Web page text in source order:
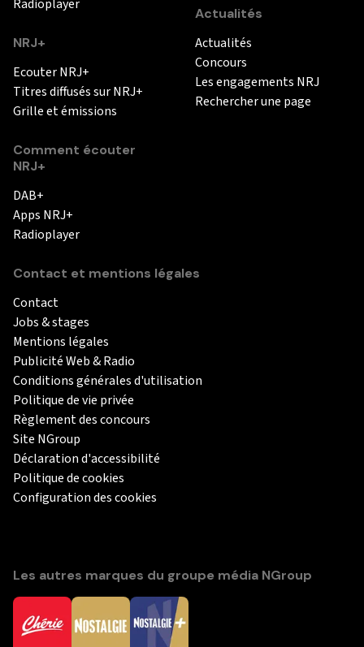
Radioplayer
NRJ+
Ecouter NRJ+
Titres diffusés sur NRJ+
Grille et émissions
Comment écouter
NRJ+
DAB+
Apps NRJ+
Radioplayer
Actualités
Actualités
Concours
Les engagements NRJ
Rechercher une page
Contact et mentions légales
Contact
Jobs & stages
Mentions légales
Publicité Web & Radio
Conditions générales d'utilisation
Politique de vie privée
Règlement des concours
Site NGroup
Déclaration d'accessibilité
Politique de cookies
Configuration des cookies
Les autres marques du groupe média NGroup